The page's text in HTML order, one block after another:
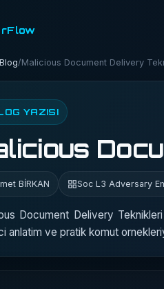
Blog/Malicious Document Delivery
YAZISI
BİRKAN Soc L3 Adversary
Document Delivery
anlatim ve pratik komut